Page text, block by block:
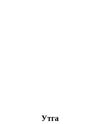
Утга